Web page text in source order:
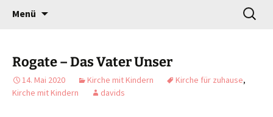
Willkommen!
Gottesdienst verändert
Menü
Suchen
nach:
Rogate – Das Vater Unser
14. Mai 2020 Kirche mit Kindern Kirche für zuhause,
Kirche mit Kindern
davids